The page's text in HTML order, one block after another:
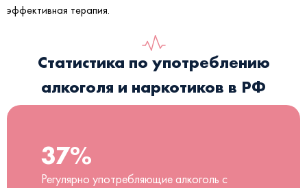
эффективная терапия.
Статистика по употреблению
алкоголя и наркотиков в РФ
37%
Регулярно употребляющие алкоголь с